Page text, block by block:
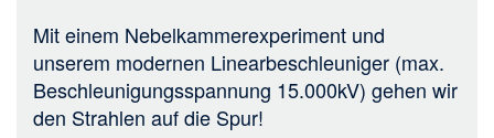
Mit einem Nebelkammerexperiment und
unserem modernen Linearbeschleuniger (max.
Beschleunigungsspannung 15.000kV) gehen wir
den Strahlen auf die Spur!